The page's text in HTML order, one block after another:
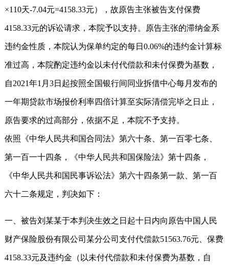
×110天-7.04元=4158.33元），故原告主张被告支付保费
4158.33元的诉讼请求，本院予以支持。原告主张的滞纳金系
违约金性质，本院认为保单约定的每日0.06%的违约金计算标
准过高，本院酌定违约金以未付代偿款和未付保费为基数，
自2021年1月3日起按照全国银行间同业拆借中心每月发布的
一年期贷款市场报价利率四倍计算至实际清偿完毕之日止，
原告要求的过高部分，依据不足，本院不予支持。
依照《中华人民共和国合同法》第六十条、第一百零七条、
第一百一十四条，《中华人民共和国保险法》第十四条，
《中华人民共和国民事诉讼法》第六十四条第一款、第一百
六十二条规定，判决如下：
一、被告刘某某于本判决生效之日起十日内向原告中国人民
财产保险股份有限公司某分公司支付代偿款51563.76元、保费
4158.33元及违约金（以未付代偿款和未付保费为基数，自